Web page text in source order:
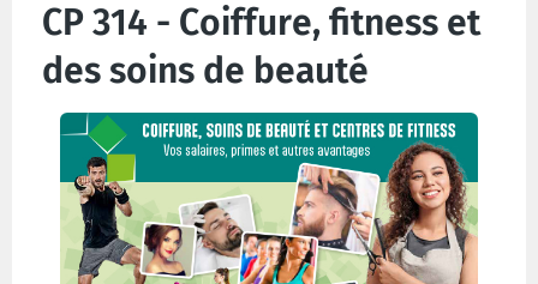
CP 314 - Coiffure, fitness et
des soins de beauté